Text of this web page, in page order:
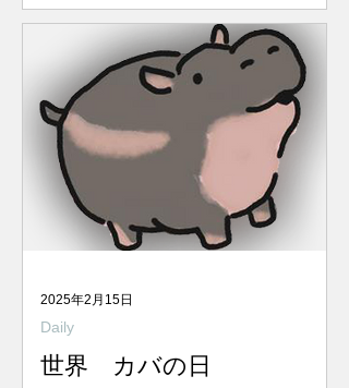
灯 illustrated by オガタミホ てぬぐい
猫 illustrated by オガタミホ...
世界 カバの日
Daily
2025年2月15日